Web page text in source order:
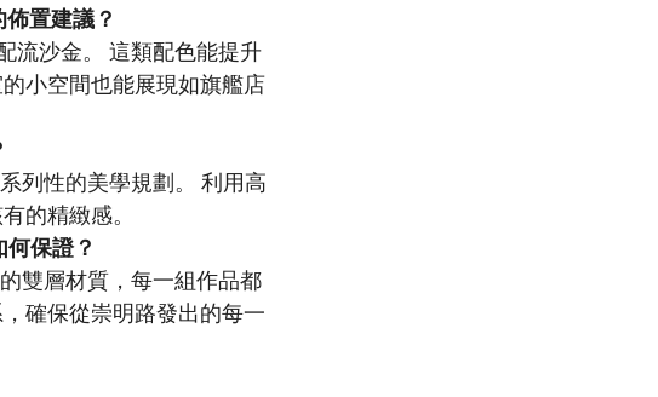
置建議？
流沙金。 這類配色能提升
小空間也能展現如旗艦店
列性的美學規劃。 利用高
的精緻感。
保證？
雙層材質，每一組作品都
確保從崇明路發出的每一